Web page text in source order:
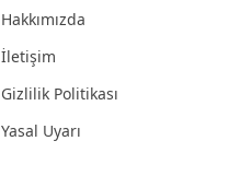
Hakkımızda
İletişim
Gizlilik Politikası
Yasal Uyarı